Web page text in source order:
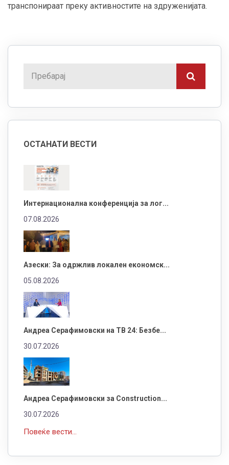
транспонираат преку активностите на здруженијата.
ОСТАНАТИ ВЕСТИ
Интернационална конференција за лог...
07.08.2026
Азески: За одржлив локален економск...
05.08.2026
Андреа Серафимовски на ТВ 24: Безбе...
30.07.2026
Андреа Серафимовски за Construction...
30.07.2026
Повеќе вести...